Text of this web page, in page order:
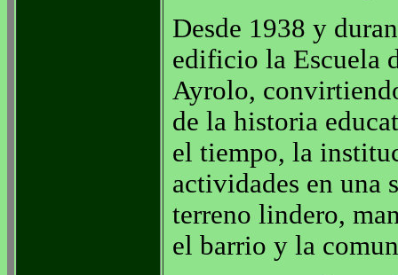
Desde 1938 y
edificio la Escuela
Ayrolo,
de la historia
el tiempo, la
actividades en una
terreno lindero,
el barrio y la